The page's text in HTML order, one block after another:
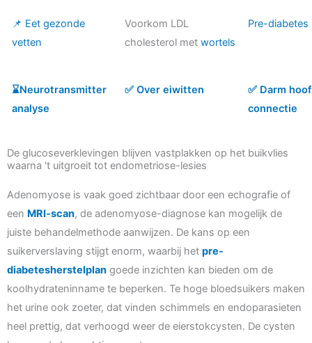
📌 Eet gezonde
vetten
Voorkom LDL
cholesterol metwortels
Pre-diabetes
⌛️Neurotransmitter
analyse
✅ Over eiwitten
✅ Darm
connectie
De glucoseverklevingen blijven vastplakken op het buikvlies
waarna 't uitgroeit tot endometriose-lesies
Adenomyose is vaak goed zichtbaar door een echografie of
een MRI-scan, de adenomyose-diagnose kan mogelijk de
juiste behandelmethode aanwijzen. De kans op een
suikerverslaving stijgt enorm, waarbij het pre-
diabetesherstelplan goede inzichten kan bieden om de
koolhydrateninname te beperken. Te hoge bloedsuikers maken
het urine ook zoeter, dat vinden schimmels en endoparasieten
heel prettig, dat verhoogd weer de eierstokcysten. De cysten